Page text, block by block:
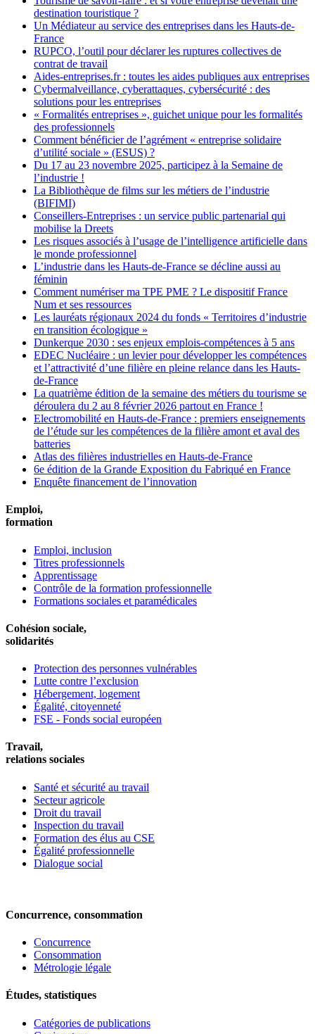
destination touristique ?
Un Médiateur au service des entreprises dans les Hauts-de-
France
RUPCO, l’outil pour déclarer les ruptures collectives de
contrat de travail
Aides-entreprises.fr : toutes les aides publiques aux entreprises
Cybermalveillance, cyberattaques, cybersécurité : des
solutions pour les entreprises
« Formalités entreprises », guichet unique pour les formalités
des professionnels
Comment bénéficier de l’agrément « entreprise solidaire
d’utilité sociale » (ESUS) ?
Du 17 au 23 novembre 2025, participez à la Semaine de
l’industrie !
La Bibliothèque de films sur les métiers de l’industrie
(BIFIMI)
Conseillers-Entreprises : un service public partenarial qui
mobilise la Dreets
Les risques associés à l’usage de l’intelligence artificielle dans
le monde professionnel
L’industrie dans les Hauts-de-France se décline aussi au
féminin
Comment numériser ma TPE PME ? Le dispositif France
Num et ses ressources
Les lauréats régionaux 2024 du fonds « Territoires d’industrie
en transition écologique »
Dunkerque 2030 : ses enjeux emplois-compétences à 5 ans
EDEC Nucléaire : un levier pour développer les compétences
et l’attractivité d’une filière en pleine relance dans les Hauts-
de-France
La quatrième édition de la semaine des métiers du tourisme se
déroulera du 2 au 8 février 2026 partout en France !
Electromobilité en Hauts-de-France : premiers enseignements
de l’étude sur les compétences de la filière amont et aval des
batteries
Atlas des filières industrielles en Hauts-de-France
6e édition de la Grande Exposition du Fabriqué en France
Enquête financement de l’innovation
Emploi,
formation
Emploi, inclusion
Titres professionnels
Apprentissage
Contrôle de la formation professionnelle
Formations sociales et paramédicales
Cohésion sociale,
solidarités
Protection des personnes vulnérables
Lutte contre l’exclusion
Hébergement, logement
Égalité, citoyenneté
FSE - Fonds social européen
Travail,
relations sociales
Santé et sécurité au travail
Secteur agricole
Droit du travail
Inspection du travail
Formation des élus au CSE
Égalité professionnelle
Dialogue social
Concurrence, consommation
Concurrence
Consommation
Métrologie légale
Études, statistiques
Catégories de publications